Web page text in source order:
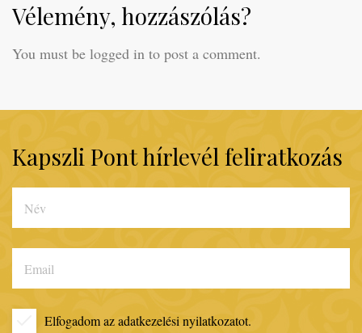
Vélemény, hozzászólás?
You must be logged in to post a comment.
Kapszli Pont hírlevél feliratkozás
Elfogadom azadatkezelési nyilatkozatot.